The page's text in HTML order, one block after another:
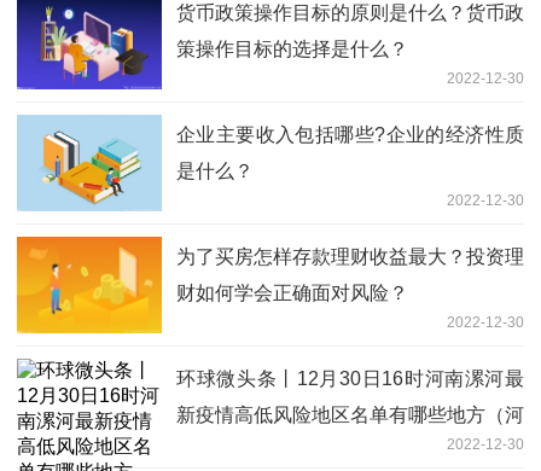
货币政策操作目标的原则是什么？货币政
策操作目标的选择是什么？
2022-12-30
企业主要收入包括哪些?企业的经济性质
是什么？
2022-12-30
为了买房怎样存款理财收益最大？投资理
财如何学会正确面对风险？
2022-12-30
环球微头条丨12月30日16时河南漯河最
新疫情高低风险地区名单有哪些地方（河
2022-12-30